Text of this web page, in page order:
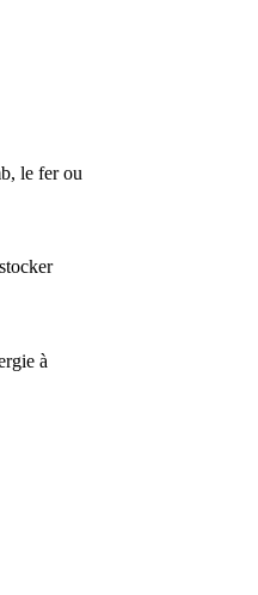
le fer ou
à